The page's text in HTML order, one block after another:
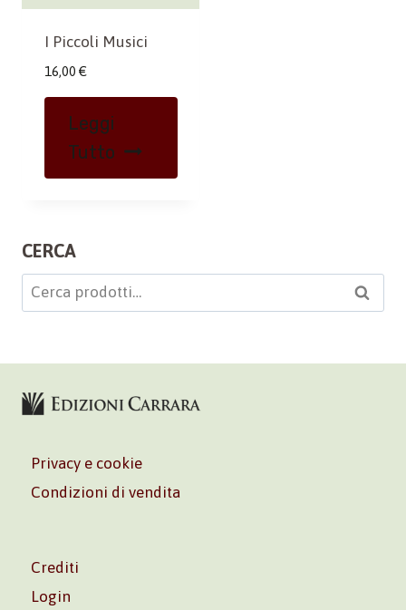
I Piccoli Musici
16,00 €
Leggi
Tutto
CERCA
Cerca: Cerca
Privacy e cookie
Condizioni di vendita
Crediti
Login